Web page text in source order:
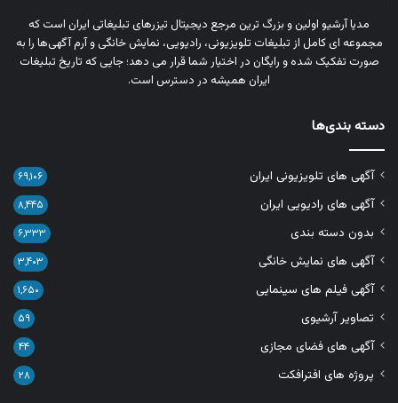
مدیا آرشیو اولین و بزرگ‌ ترین مرجع دیجیتال تیزرهای تبلیغاتی ایران است که
مجموعه‌ ای کامل از تبلیغات تلویزیونی، رادیویی، نمایش خانگی و آرم‌ آگهی‌ها را به‌
صورت تفکیک‌ شده و رایگان در اختیار شما قرار می‌ دهد؛ جایی که تاریخ تبلیغات
ایران همیشه در دسترس است.
دسته بندی‌ها
آگهی های تلویزیونی ایران ۶۹,۱۰۶
آگهی های رادیویی ایران ۸,۴۴۵
بدون دسته بندی ۶,۳۳۳
آگهی های نمایش خانگی ۳,۴۰۳
آگهی فیلم های سینمایی ۱,۶۵۰
تصاویر آرشیوی ۵۹
آگهی های فضای مجازی ۴۴
پروژه های افترافکت ۲۸